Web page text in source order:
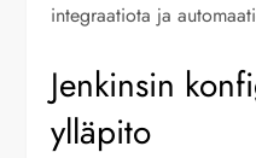
integraatiota ja
Jenkinsin
ylläpito